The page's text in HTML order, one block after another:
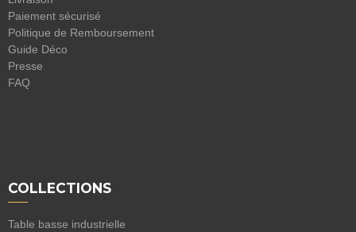
Paiement sécurisé
Politique de Remboursement
Guide Déco
Presse
FAQ
COLLECTIONS
Table basse industrielle